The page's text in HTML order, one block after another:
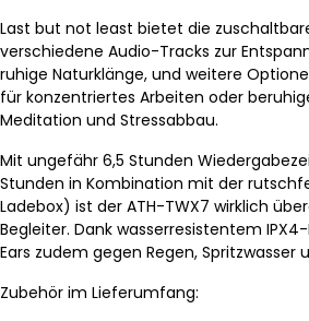
Last but not least bietet die
verschiedene Audio-Tracks zur
ruhige Naturklänge, und weitere
für konzentriertes Arbeiten oder
Meditation und Stressabbau.
Mit ungefähr 6,5 Stunden
Stunden in Kombination mit der
Ladebox) ist der ATH-TWX7 wirklich
Begleiter. Dank wasserresistentem
Ears zudem gegen Regen, Spritzwasser
Zubehör im Lieferumfang: